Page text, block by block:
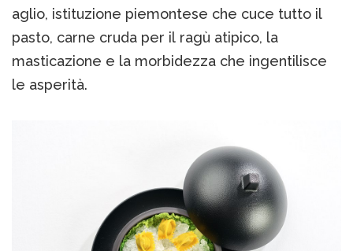
aglio, istituzione piemontese che cuce tutto il
pasto, carne cruda per il ragù atipico, la
masticazione e la morbidezza che ingentilisce
le asperità.